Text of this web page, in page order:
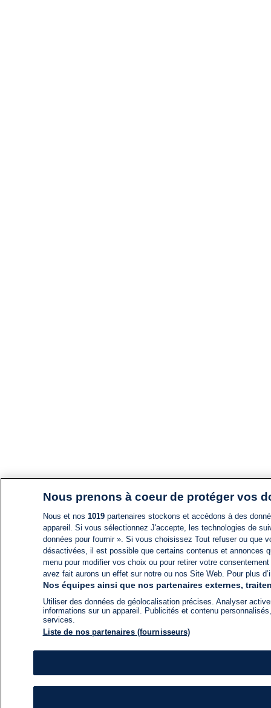
Nous prenons à coeur de protéger vos
Nous et nos 1019partenaires stockons et accédons à des
appareil. Si vous sélectionnez J'accepte, les technologies de
données pour fournir ». Si vous choisissez Tout refuser ou
désactivées, il est possible que certains contenus et annonces
menu pour modifier vos choix ou pour retirer votre
avez fait aurons un effet sur notre ou nos Site Web. Pour plus
Nos équipes ainsi que nos partenaires externes,
Utiliser des données de géolocalisation précises. Analyser
informations sur un appareil. Publicités et contenu
services.
Liste de nos partenaires (fournisseurs)